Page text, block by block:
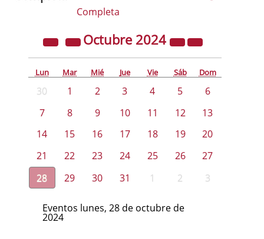
Completa
Octubre 2024
Lun Mar Mié Jue Vie Sáb Dom
30 1 2 3 4 5
6
7
8 9 10 11 12
13
14
15 16 17 18 19
20
21
22 23 24 25 26
27
28
29 30 31 1 2 3
Eventos lunes, 28 de octubre de
2024